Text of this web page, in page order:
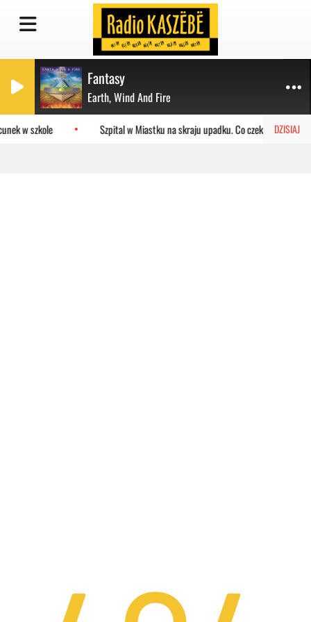
Fantasy
Earth, Wind And Fire
DZISIAJ
w szkole Szpital w Miastku na skraju upadku. Co czeka placówkę?